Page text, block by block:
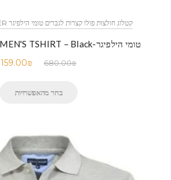
קטלוג חולצות פולו קצרות לגברים טומי הילפיגר TOMMY HILFIGER
טומי הילפיגר-TOMMY POLO MEN'S TSHIRT – Black
680.00₪
159.00₪
בחר מהאפשרויות